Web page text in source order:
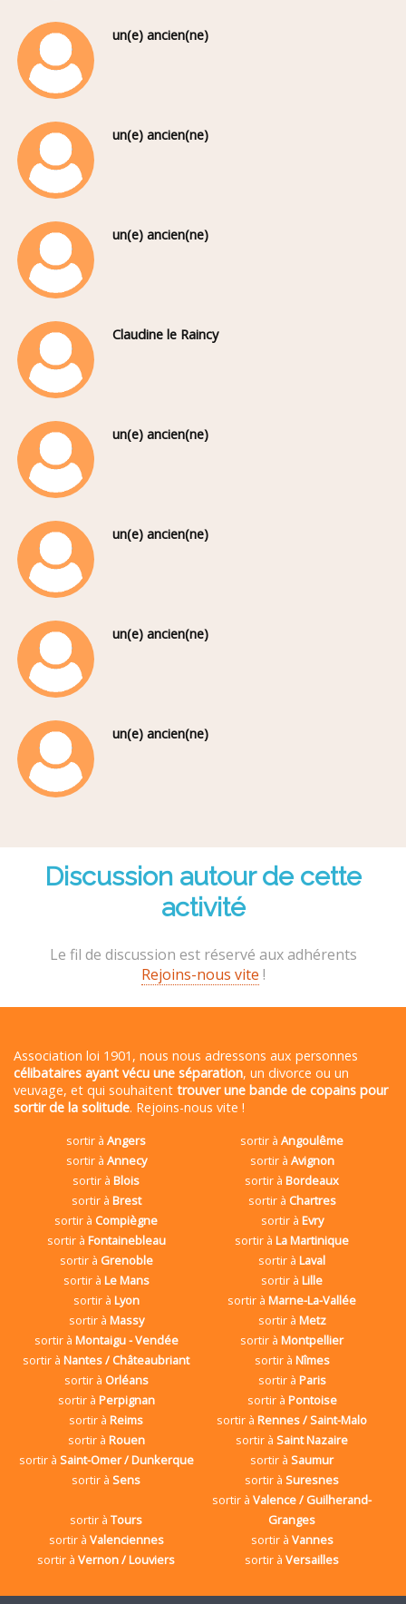
un(e) ancien(ne)
un(e) ancien(ne)
un(e) ancien(ne)
Claudine le Raincy
un(e) ancien(ne)
un(e) ancien(ne)
un(e) ancien(ne)
un(e) ancien(ne)
Discussion autour de cette
activité
Le fil de discussion est réservé aux adhérents
Rejoins-nous vite !
Association loi 1901, nous nous adressons aux personnes
célibataires ayant vécu une séparation, un divorce ou un
veuvage, et qui souhaitent trouver une bande de copains pour
sortir de la solitude. Rejoins-nous vite !
sortir àAngers sortir àAngoulême
sortir à Annecy sortir à Avignon
sortir àBlois sortir àBordeaux
sortir à Brest sortir à Chartres
sortir à Compiègne sortir à Evry
sortir à Fontainebleau sortir àLa Martinique
sortir à Grenoble sortir àLaval
sortir à Le Mans sortir àLille
sortir à Lyon sortir àMarne-La-Vallée
sortir à Massy sortir à Metz
sortir à Montaigu - Vendée sortir àMontpellier
sortir àNantes / Châteaubriant sortir à Nîmes
sortir à Orléans sortir à Paris
sortir à Perpignan sortir à Pontoise
sortir àReims sortir àRennes / Saint-Malo
sortir à Rouen sortir àSaint Nazaire
sortir à Saint-Omer / Dunkerque sortir àSaumur
sortir àSens sortir àSuresnes
sortir àTours
sortir àValence / Guilherand-
Granges
sortir à Valenciennes sortir à Vannes
sortir àVernon / Louviers sortir àVersailles